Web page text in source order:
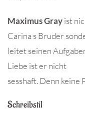
Maximus Grayist
Carina s Bruder
leitet seinen
Liebe ist er nicht
sesshaft. Denn keine
Schreibstil